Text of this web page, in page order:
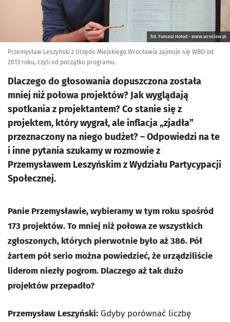
fot. Tomasz Hołod - www.wroclaw.pl
Przemysław Leszyński z Urzędu Miejskiego Wrocławia zajmuje się WBO od
2013 roku, czyli od początku programu.
Dlaczego do głosowania dopuszczona została
mniej niż połowa projektów? Jak wyglądają
spotkania z projektantem? Co stanie się z
projektem, który wygrał, ale inflacja „zjadła”
przeznaczony na niego budżet? – Odpowiedzi na te
i inne pytania szukamy w rozmowie z
Przemysławem Leszyńskim z Wydziału Partycypacji
Społecznej.
Panie Przemysławie, wybieramy w tym roku spośród
173 projektów. To mniej niż połowa ze wszystkich
zgłoszonych, których pierwotnie było aż 386. Pół
żartem pół serio można powiedzieć, że urządziliście
liderom niezły pogrom. Dlaczego aż tak dużo
projektów przepadło?
Przemysław Leszyński: Gdyby porównać liczbę